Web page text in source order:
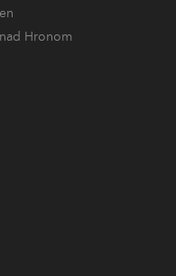
Hronom